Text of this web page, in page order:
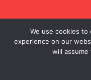
Copyright © Повне
заборонено.
We use cookies
experience on our
will